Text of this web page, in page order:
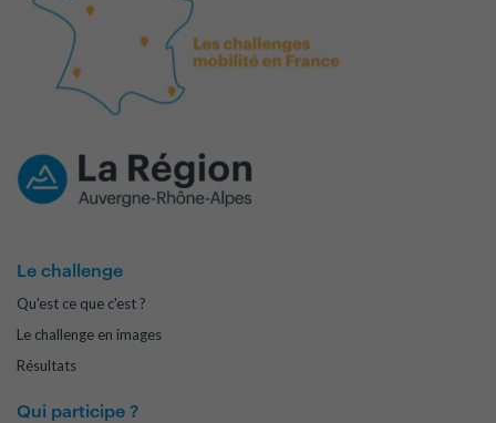
Le challenge
Qu'est ce que c'est ?
Le challenge en images
Résultats
Qui participe ?